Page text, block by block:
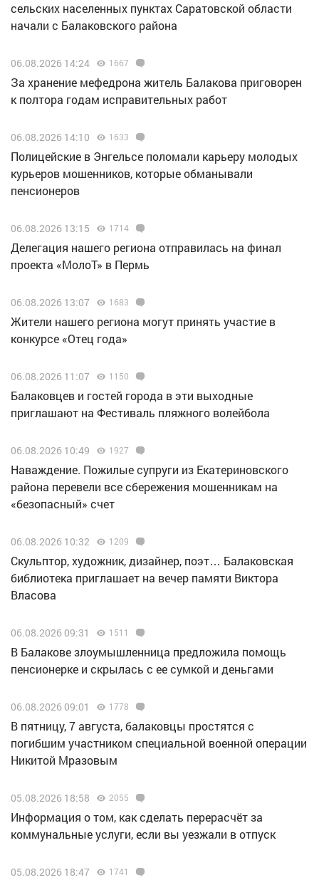
сельских населенных пунктах Саратовской области
начали с Балаковского района
06.08.2026 14:24 1667
За хранение мефедрона житель Балакова приговорен
к полтора годам исправительных работ
06.08.2026 14:10 1633
Полицейские в Энгельсе поломали карьеру молодых
курьеров мошенников, которые обманывали
пенсионеров
06.08.2026 13:15 1714
Делегация нашего региона отправилась на финал
проекта «МолоТ» в Пермь
06.08.2026 13:07 1683
Жители нашего региона могут принять участие в
конкурсе «Отец года»
06.08.2026 11:07 1150
Балаковцев и гостей города в эти выходные
приглашают на Фестиваль пляжного волейбола
06.08.2026 10:49 1927
Наваждение. Пожилые супруги из Екатериновского
района перевели все сбережения мошенникам на
«безопасный» счет
06.08.2026 10:32 1209
Скульптор, художник, дизайнер, поэт… Балаковская
библиотека приглашает на вечер памяти Виктора
Власова
06.08.2026 09:31 1511
В Балакове злоумышленница предложила помощь
пенсионерке и скрылась с ее сумкой и деньгами
06.08.2026 09:01 1778
В пятницу, 7 августа, балаковцы простятся с
погибшим участником специальной военной операции
Никитой Мразовым
05.08.2026 18:58 2055
Информация о том, как сделать перерасчёт за
коммунальные услуги, если вы уезжали в отпуск
05.08.2026 18:47 1741